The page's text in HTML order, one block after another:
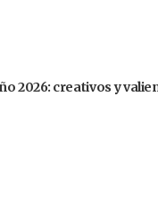
2026: creativos y